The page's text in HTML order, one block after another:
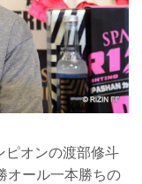
ピオンの渡部修斗
オール一本勝ちの